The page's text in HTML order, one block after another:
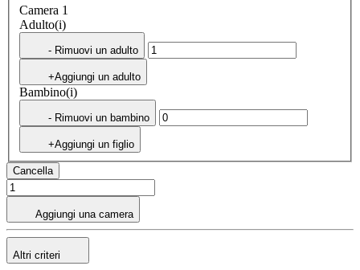
Camera 1
Adulto(i)
- Rimuovi un adulto
+Aggiungi un adulto
Bambino(i)
- Rimuovi un bambino
+Aggiungi un figlio
Cancella
Aggiungi una camera
Altri criteri